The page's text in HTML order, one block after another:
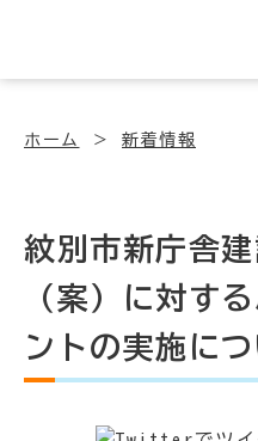
ホーム 新着情報
紋別市新庁舎
（案）に対す
ントの実施につ